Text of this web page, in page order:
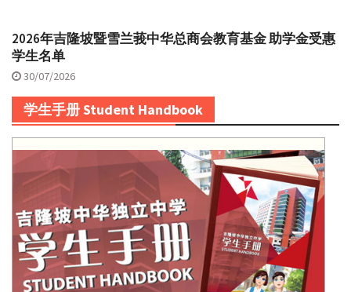
2026年吉隆坡暨雪兰莪中华总商会教育基金 助学金受惠
学生名单
30/07/2026
学生手册 Student Handbook